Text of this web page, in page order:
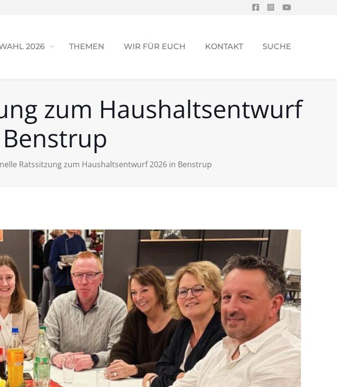
2026 THEMEN WIR FÜR EUCH KONTAKT SUCHE
zum Haushaltsentwurf
Ratssitzung zum Haushaltsentwurf 2026 in Benstrup